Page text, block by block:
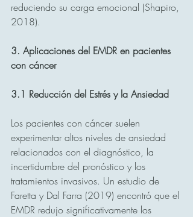
reduciendo su carga emocional (Shapiro,
2018).
3. Aplicaciones del EMDR en pacientes
con cáncer
3.1 Reducción del Estrés y la Ansiedad
Los pacientes con cáncer suelen
experimentar altos niveles de ansiedad
relacionados con el diagnóstico, la
incertidumbre del pronóstico y los
tratamientos invasivos. Un estudio de
Faretta y Dal Farra (2019) encontró que el
EMDR redujo significativamente los